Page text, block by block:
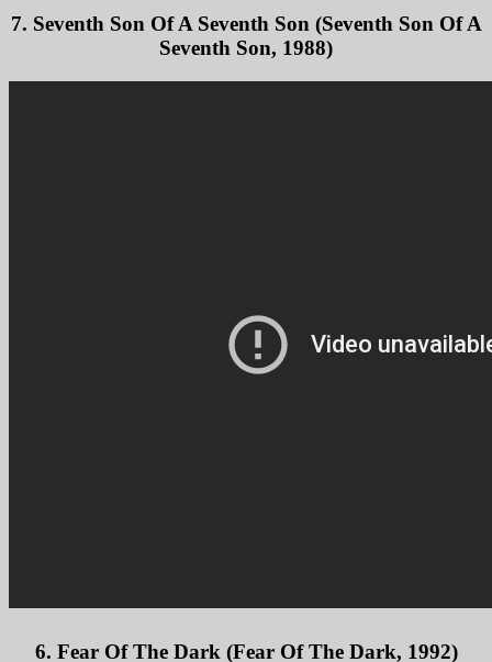
7. Seventh Son Of A Seventh Son (Seventh Son Of A
Seventh Son, 1988)
6. Fear Of The Dark (Fear Of The Dark, 1992)